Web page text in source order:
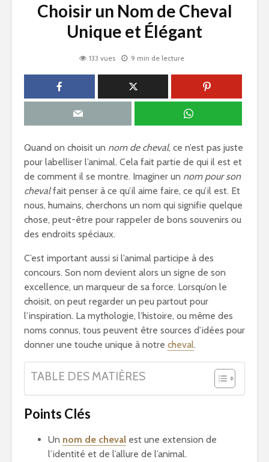
Choisir un Nom de Cheval
Unique et Élégant
133 vues 9 min de lecture
Quand on choisit un nom de cheval, ce n’est pas juste
pour labelliser l’animal. Cela fait partie de qui il est et
de comment il se montre. Imaginer un nom pour son
chevalfait penser à ce qu’il aime faire, ce qu’il est. Et
nous, humains, cherchons un nom qui signifie quelque
chose, peut-être pour rappeler de bons souvenirs ou
des endroits spéciaux.
C’est important aussi si l’animal participe à des
concours. Son nom devient alors un signe de son
excellence, un marqueur de sa force. Lorsqu’on le
choisit, on peut regarder un peu partout pour
l’inspiration. La mythologie, l’histoire, ou même des
noms connus, tous peuvent être sources d’idées pour
donner une touche unique à notre cheval.
TABLE DES MATIÈRES
Points Clés
Un nom de cheval est une extension de
l’identité et de l’allure de l’animal.